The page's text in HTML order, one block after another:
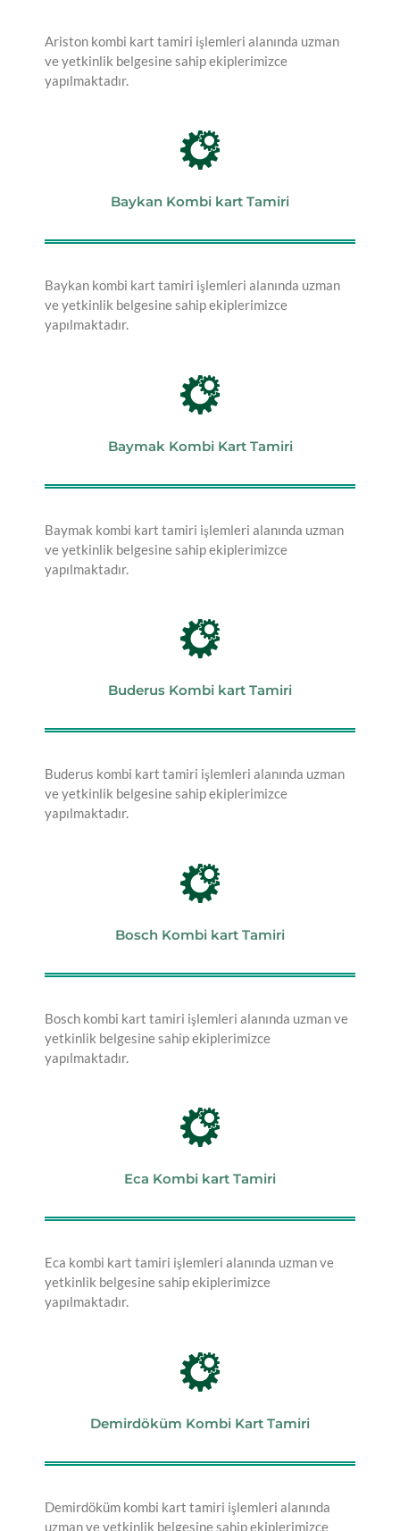
Ariston kombi kart tamiri işlemleri alanında uzman
ve yetkinlik belgesine sahip ekiplerimizce
yapılmaktadır.
Baykan Kombi kart Tamiri
Baykan kombi kart tamiri işlemleri alanında uzman
ve yetkinlik belgesine sahip ekiplerimizce
yapılmaktadır.
Baymak Kombi Kart Tamiri
Baymak kombi kart tamiri işlemleri alanında uzman
ve yetkinlik belgesine sahip ekiplerimizce
yapılmaktadır.
Buderus Kombi kart Tamiri
Buderus kombi kart tamiri işlemleri alanında uzman
ve yetkinlik belgesine sahip ekiplerimizce
yapılmaktadır.
Bosch Kombi kart Tamiri
Bosch kombi kart tamiri işlemleri alanında uzman ve
yetkinlik belgesine sahip ekiplerimizce
yapılmaktadır.
Eca Kombi kart Tamiri
Eca kombi kart tamiri işlemleri alanında uzman ve
yetkinlik belgesine sahip ekiplerimizce
yapılmaktadır.
Demirdöküm Kombi Kart Tamiri
Demirdöküm kombi kart tamiri işlemleri alanında
uzman ve yetkinlik belgesine sahip ekiplerimizce